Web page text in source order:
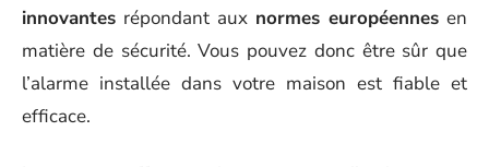
innovantes répondant aux normes européennes en
matière de sécurité. Vous pouvez donc être sûr que
l’alarme installée dans votre maison est fiable et
efficace.